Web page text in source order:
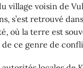
village voisin de
s’est retrouvé
où la terre est
ce genre de